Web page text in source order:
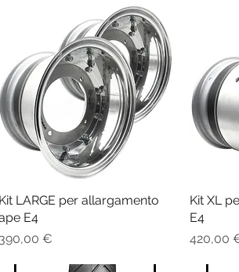
Vista rapida
Kit LARGE per allargamento
E4
Prezzo
390,00 €
Kit XL
E4
Prezzo
420,00